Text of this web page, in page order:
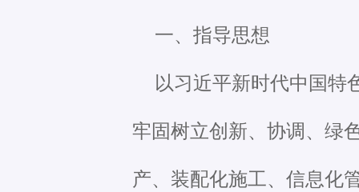
一、指导思想
以习近平新时代中国特
牢固树立创新、协调、绿
产、装配化施工、信息化